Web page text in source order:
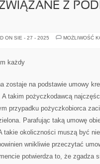
Z
ON SIE - 27 - 2025
MOŻLIWOŚĆ
każdy
zostaje na podstawie umowy
takim pożyczkodawcą
przypadku pożyczkobiorca
Parafując taką umowę
takie okoliczności muszą być
wnikliwie przeczytać
potwierdza to, że zgadza